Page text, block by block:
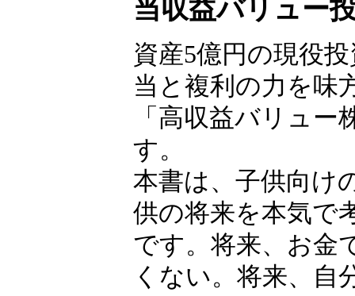
▼ 大脳辺縁系を疑
好評につき増刷
当収益バリュー
資産5億円の現役
が配当と複利の力
産を育てた「高収
法」を明かします
本書は、子供向け